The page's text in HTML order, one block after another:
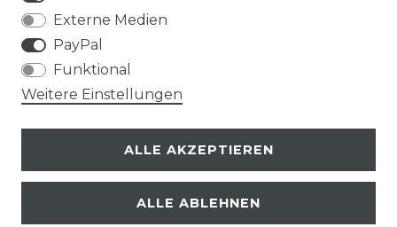
UNSER TEAM
IHRE VORTEILE
LOB & KRITIK
KONTAKT
Externe Medien
PayPal
Funktional
Weitere Einstellungen
ALLE AKZEPTIEREN
ALLE ABLEHNEN